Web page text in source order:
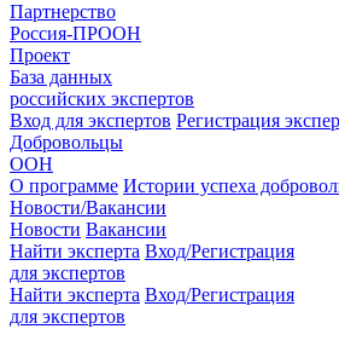
Партнерство
Россия-ПРООН
Проект
База данных
российских экспертов
Вход для экспертов Регистрация
Добровольцы
ООН
О программе Истории успеха
Новости/Вакансии
Новости Вакансии
Найти эксперта Вход/Регистрация
для экспертов
Найти эксперта Вход/Регистрация
для экспертов